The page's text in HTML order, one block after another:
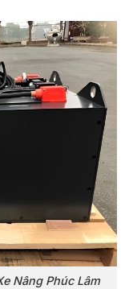
Nâng Phúc Lâm